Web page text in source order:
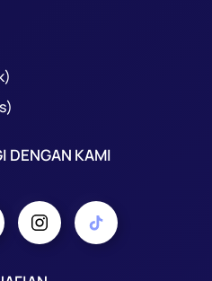
DENGAN KAMI